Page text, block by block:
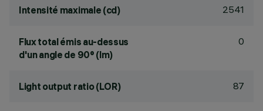
Intensité maximale (cd) 2541
Flux total émis au-dessus
d'un angle de 90° (lm)
0
Light output ratio (LOR) 87